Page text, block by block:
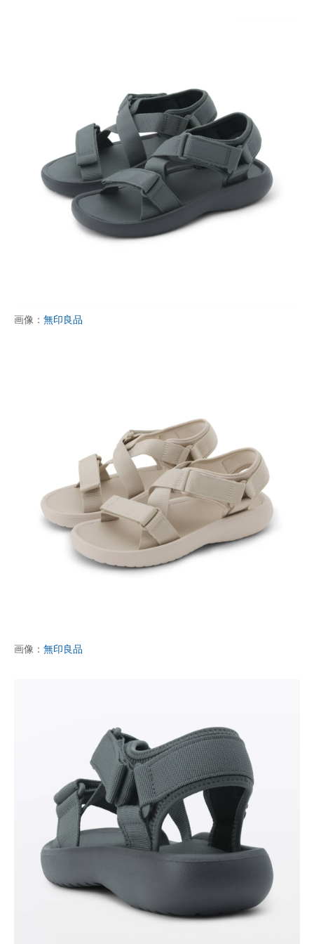
画像： 無印良品
画像： 無印良品